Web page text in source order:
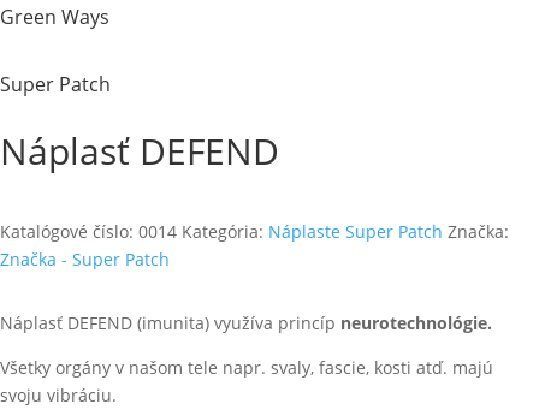
Green Ways
Super Patch
Náplasť DEFEND
Katalógové číslo: 0014 Kategória: Náplaste Super Patch Značka:
Značka - Super Patch
Náplasť DEFEND (imunita) využíva princíp neurotechnológie.
Všetky orgány v našom tele napr. svaly, fascie, kosti atď. majú
svoju vibráciu.